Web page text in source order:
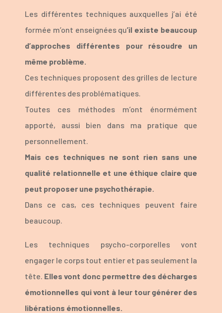
Les différentes techniques auxquelles j’ai été
formée m’ont enseignées qu’il existe beaucoup
d’approches différentes pour résoudre un
même problème.
Ces techniques proposent des grilles de lecture
différentes des problématiques.
Toutes ces méthodes m’ont énormément
apporté, aussi bien dans ma pratique que
personnellement.
Mais ces techniques ne sont rien sans une
qualité relationnelle et une éthique claire que
peut proposer une psychothérapie.
Dans ce cas, ces techniques peuvent faire
beaucoup.
Les techniques psycho-corporelles vont
engager le corps tout entier et pas seulement la
tête. Elles vont donc permettre des décharges
émotionnelles qui vont à leur tour générer des
libérations émotionnelles.